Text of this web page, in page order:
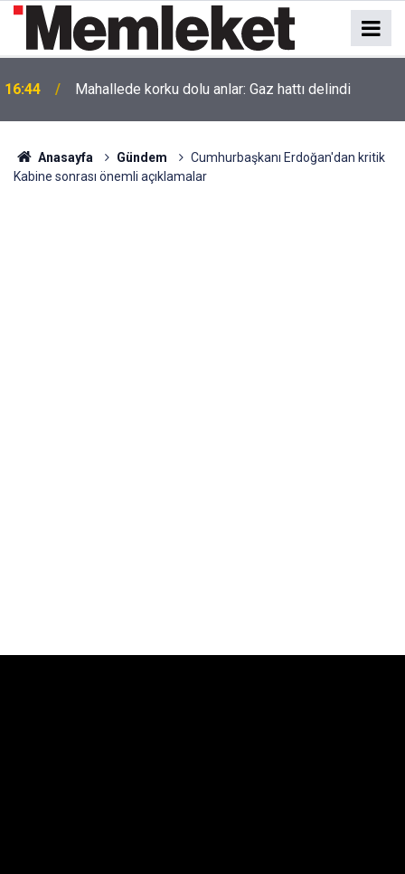
16:44 Mahallede korku dolu anlar: Gaz hattı delindi
Anasayfa Gündem
Cumhurbaşkanı Erdoğan'dan kritik
Kabine sonrası önemli açıklamalar